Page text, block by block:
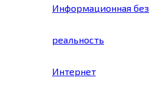
Информационная
реальность
Интернет